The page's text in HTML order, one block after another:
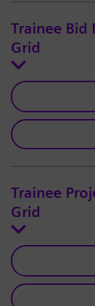
Trainee Bid
Grid
Trainee
Grid